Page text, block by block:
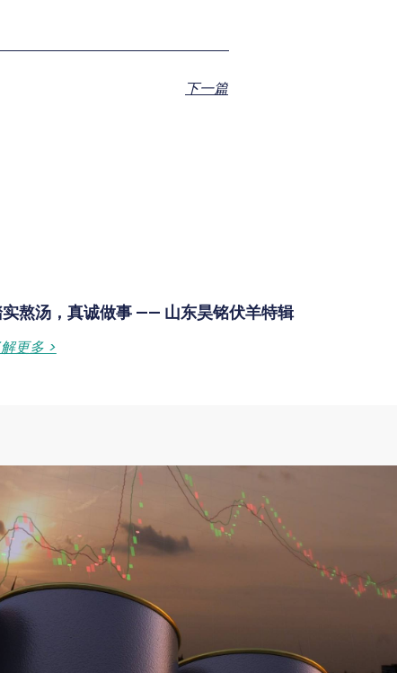
下一篇
实熬汤，真诚做事 —— 山东昊铭伏羊特辑
解更多 >